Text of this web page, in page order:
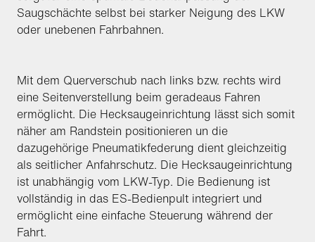
Saugschächte selbst bei starker Neigung des LKW
oder unebenen Fahrbahnen.
Mit dem Querverschub nach links bzw. rechts wird
eine Seitenverstellung beim geradeaus Fahren
ermöglicht. Die Hecksaugeinrichtung lässt sich somit
näher am Randstein positionieren un die
dazugehörige Pneumatikfederung dient gleichzeitig
als seitlicher Anfahrschutz. Die Hecksaugeinrichtung
ist unabhängig vom LKW-Typ. Die Bedienung ist
vollständig in das ES-Bedienpult integriert und
ermöglicht eine einfache Steuerung während der
Fahrt.